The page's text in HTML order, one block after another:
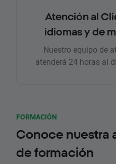
Atención al
idiomas y de
Nuestro equipo de
atenderá 24 horas al
FORMACIÓN
Conoce nuestra
de formación